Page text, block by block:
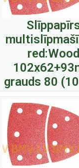
red:Wood
grauds 80